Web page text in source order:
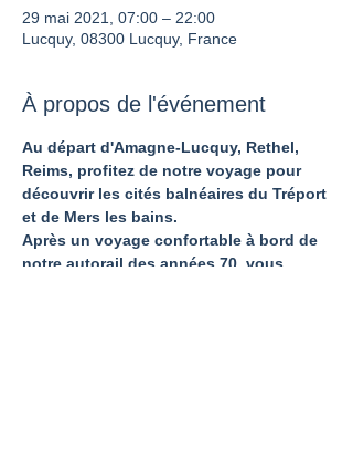
29 mai 2021, 07:00 – 22:00
Lucquy, 08300 Lucquy, France
À propos de l'événement
Au départ d'Amagne-Lucquy, Rethel,
Reims, profitez de notre voyage pour
découvrir les cités balnéaires du Tréport
et de Mers les bains.
Après un voyage confortable à bord de
notre autorail des années 70, vous